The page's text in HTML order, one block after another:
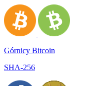
Górnicy Bitcoin
SHA-256